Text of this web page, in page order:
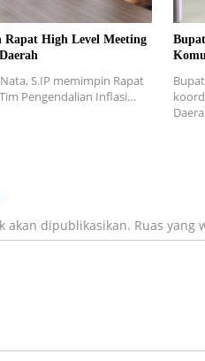
High Level Meeting
S.IP memimpin Rapat
Pengendalian Inflasi…
akan dipublikasikan. Ruas yang